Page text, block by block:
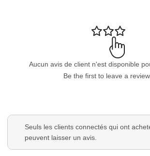
Aucun avis de client n'est disponible
Be the first to leave a
Seuls les clients connectés qui ont
peuvent laisser un avis.